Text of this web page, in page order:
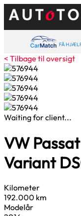
FÅ
< Tilbage til oversigt
Waiting for client...
VW Passat
Variant
Kilometer
192.000 km
Modelår